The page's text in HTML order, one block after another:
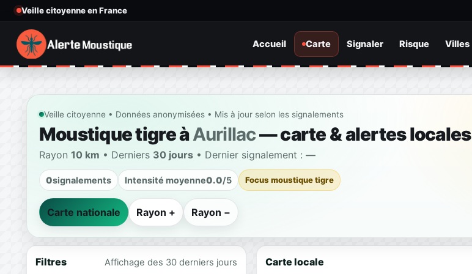
Veille citoyenne en France
Accueil Carte Signaler Risque Villes
Veille citoyenne • Données anonymisées • Mis à jour selon les signalements
Moustique tigre àAurillac— carte & alertes locales
Rayon 10 km • Derniers 30 jours• Dernier signalement : —
0signalements Intensité moyenne0.0/5 Focus moustique tigre
Carte nationale Rayon + Rayon −
Filtres Affichage des 30 derniers jours Carte locale